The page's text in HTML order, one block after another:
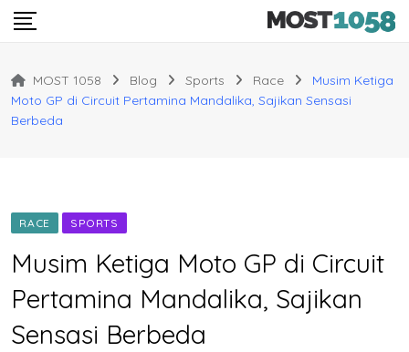
Skip
MOST 1058 Blog Sports Race
Musim Ketiga
Moto GP di Circuit Pertamina Mandalika, Sajikan Sensasi
Berbeda
RACE SPORTS
Musim Ketiga Moto GP di Circuit
Pertamina Mandalika, Sajikan
Sensasi Berbeda